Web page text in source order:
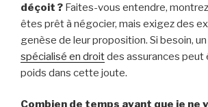
déçoit ? Faites-vous entendre,
êtes prêt à négocier, mais exigez des
genèse de leur proposition. Si besoin, un
spécialisé en droitdes assurances peut
poids dans cette joute.
Combien de temps avant que je ne